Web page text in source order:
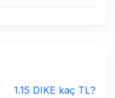
1.15 DIKE kaç TL?